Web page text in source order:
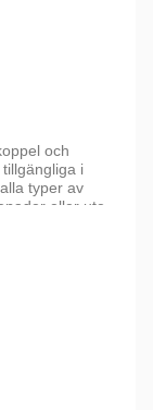
och
i
typer av
eller ute